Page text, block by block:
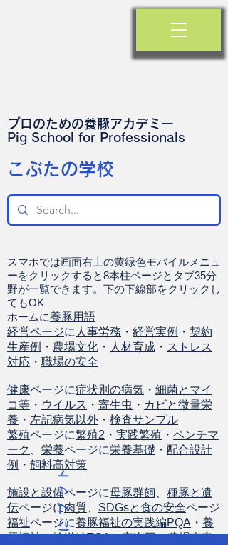
プロのための養豚アカデミー
​Pig School for Professionals
​こぶたの学校
スマホでは画面右上の黄緑色モバイルメニュ
ーをクリックすると8本柱ページとタブ35分
野が一覧できます。下の下線部をクリックし
てもOK
ホームに養豚用語
経営ページに 人事労務 ・ 経営実例 ・ 契約
生産例 ・ 農場文化 ・ 人材育成 ・ ストレス
対応 ・ 職場の安全
健康ページに症状別の病気 ・ 細菌とマイ
コ等 ・ ウイルス ・ 寄生虫 ・ カビと微量栄
養 ・ 左記病気以外 ・ 検査サンプル
繁殖ページに繁殖2 ・ 実践繁殖 ・ ベンチマ
ーク
栄養ページに栄養基礎 ・ 配合設計
例 ・ 飼料高対策
施設と設備ページに母豚群飼
種豚と遺
伝ページに肉質 SDGsと食の安全ページ
福祉ページに養豚福祉の実践編PQA ・ 養
豚福祉の輸送編TQA・安楽死・農場査定
ト
ッ
プ
に